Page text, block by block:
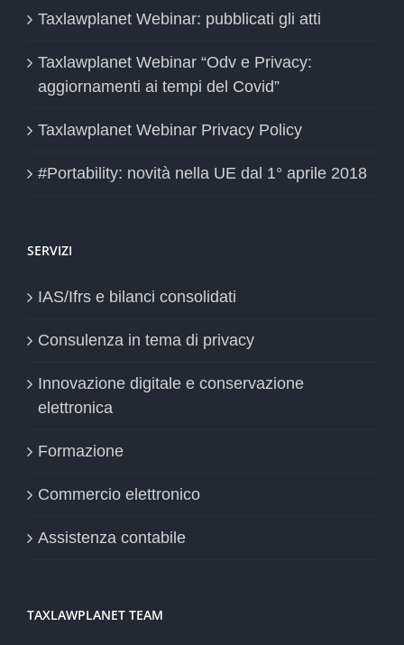
Taxlawplanet Webinar: pubblicati gli atti
Taxlawplanet Webinar “Odv e Privacy:
aggiornamenti ai tempi del Covid”
Taxlawplanet Webinar Privacy Policy
#Portability: novità nella UE dal 1° aprile 2018
SERVIZI
IAS/Ifrs e bilanci consolidati
Consulenza in tema di privacy
Innovazione digitale e conservazione
elettronica
Formazione
Commercio elettronico
Assistenza contabile
TAXLAWPLANET TEAM